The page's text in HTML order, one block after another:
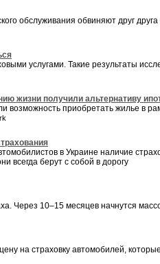
обслуживания обвиняют друг друга
услугами. Такие результаты
жизни получили альтернативу
возможность приобретать жилье в
в Украине наличие
всегда берут с собой в дорогу
Через 10–15 месяцев начнутся
на страховку автомобилей,